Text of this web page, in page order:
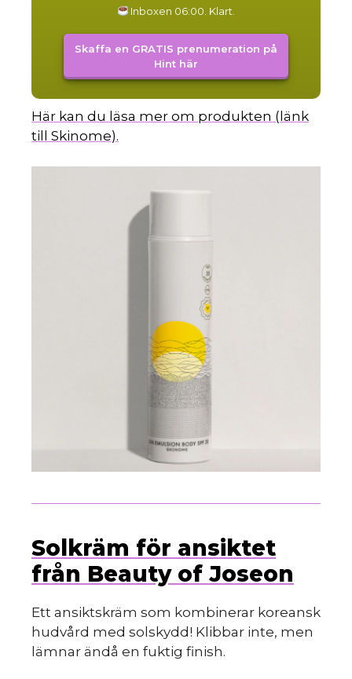
Inboxen 06:00. Klart.
Skaffa en GRATIS prenumeration på
Hint här
Här kan du läsa mer om produkten (länk
till Skinome).
Solkräm för ansiktet
från Beauty of Joseon
Ett ansiktskräm som kombinerar koreansk
hudvård med solskydd! Klibbar inte, men
lämnar ändå en fuktig finish.